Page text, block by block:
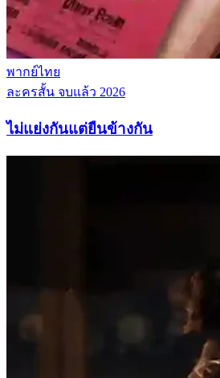
พากย์ไทย
ละครสั้น จบแล้ว 2026
ไม่แย่งกันแต่ยืนข้างกัน